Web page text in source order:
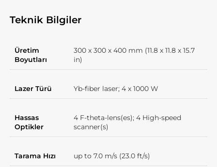
Teknik Bilgiler
Üretim
Boyutları
300 x 300 x 400 mm (11.8 x 11.8 x 15.7
in)
Lazer Türü Yb-fiber laser; 4 x 1000 W
Hassas
Optikler
4 F-theta-lens(es); 4 High-speed
scanner(s)
Tarama Hızı up to 7.0 m/s (23.0 ft/s)